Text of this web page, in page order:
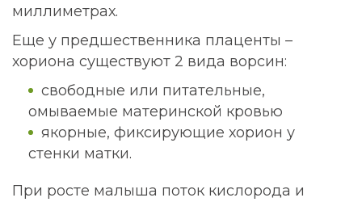
миллиметрах.
Еще у предшественника плаценты –
хориона существуют 2 вида ворсин:
свободные или питательные,
омываемые материнской кровью
якорные, фиксирующие хорион у
стенки матки.
При росте малыша поток кислорода и